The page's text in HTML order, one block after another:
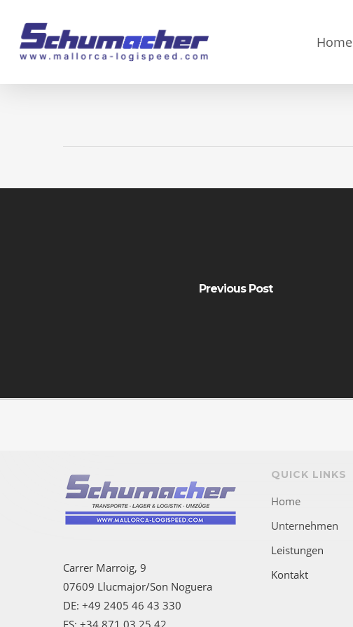
main
Home
Previous Post
Carrer Marroig, 9
07609 Llucmajor/Son Noguera
DE: +49 2405 46 43 330
ES: +34 871 03 25 42
QUICK LINKS
Home
Unternehmen
Leistungen
Kontakt